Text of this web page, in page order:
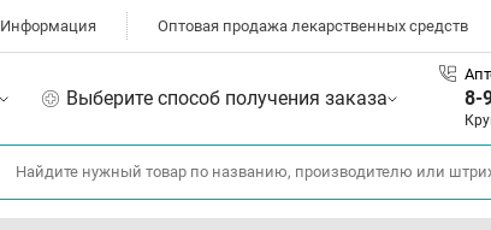
Информация Оптовая продажа лекарственных средств
Выберите способ получения заказа 8-